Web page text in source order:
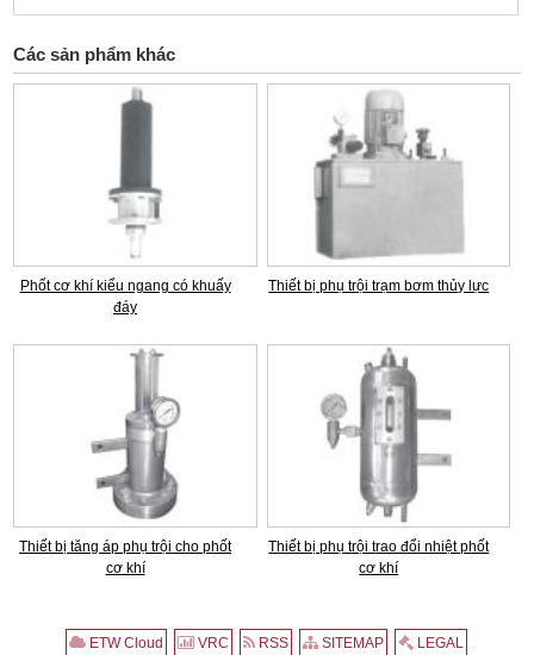
Các sản phẩm khác
Phốt cơ khí kiểu ngang có khuấy
đáy
Thiết bị phụ trội trạm bơm thủy lực
Thiết bị tăng áp phụ trội cho phốt
cơ khí
Thiết bị phụ trội trao đổi nhiệt phốt
cơ khí
ETW Cloud VRC RSS SITEMAP LEGAL